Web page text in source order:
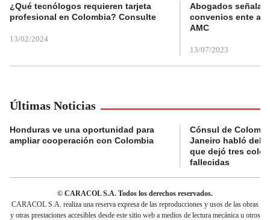
¿Qué tecnólogos requieren tarjeta
profesional en Colombia? Consulte
13/02/2024
Abogados
convenios ente
AMC
13/07/2023
Últimas Noticias
Honduras ve una oportunidad para
ampliar cooperación con Colombia
Cónsul de
Janeiro habló del
que dejó tres
fallecidas
© CARACOL S.A. Todos los derechos reservados.
CARACOL S.A. realiza una reserva expresa de las reproducciones y usos de las obras
y otras prestaciones accesibles desde este sitio web a medios de lectura mecánica u otros